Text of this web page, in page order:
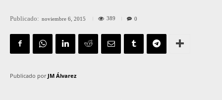
Publicado: noviembre 6, 2015 389 0
Publicado por JM Álvarez